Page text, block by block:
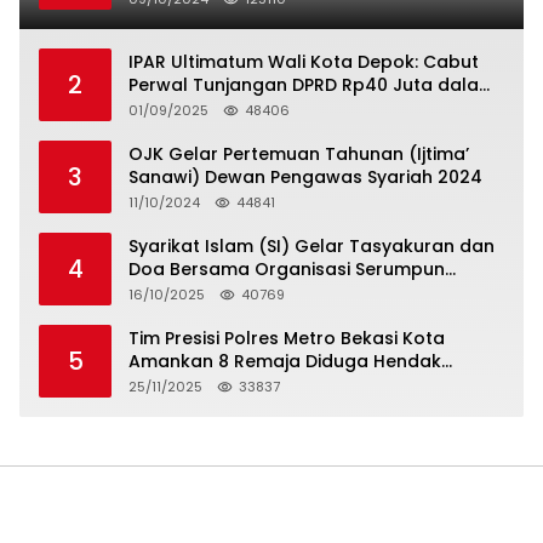
2
IPAR Ultimatum Wali Kota Depok: Cabut
Perwal Tunjangan DPRD Rp40 Juta dalam
5 Hari atau Hadapi Aksi Rakyat
01/09/2025 48406
3
OJK Gelar Pertemuan Tahunan (Ijtima’
Sanawi) Dewan Pengawas Syariah 2024
11/10/2024 44841
4
Syarikat Islam (SI) Gelar Tasyakuran dan
Doa Bersama Organisasi Serumpun
Syarikat Islam Doa
16/10/2025 40769
5
Tim Presisi Polres Metro Bekasi Kota
Amankan 8 Remaja Diduga Hendak
Tawuran
25/11/2025 33837